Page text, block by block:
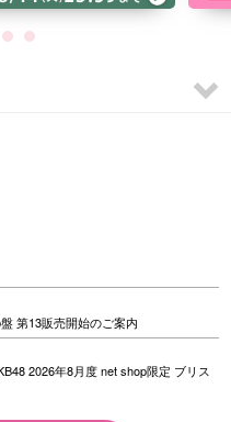
第13販売開始のご案内
2026年8月度 net shop限定 ブリス